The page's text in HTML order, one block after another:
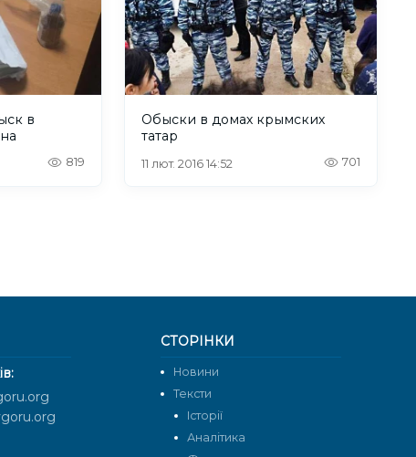
в
819
Обыски в домах крымских
татар
11 лют. 2016 14:52 701
СТОРІНКИ
Новини
Тексти
Історії
Аналітика